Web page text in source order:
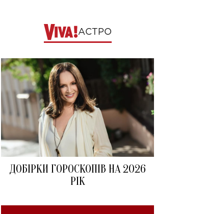
АСТРО
ДОБІРКИ ГОРОСКОПІВ НА 2026
РІК